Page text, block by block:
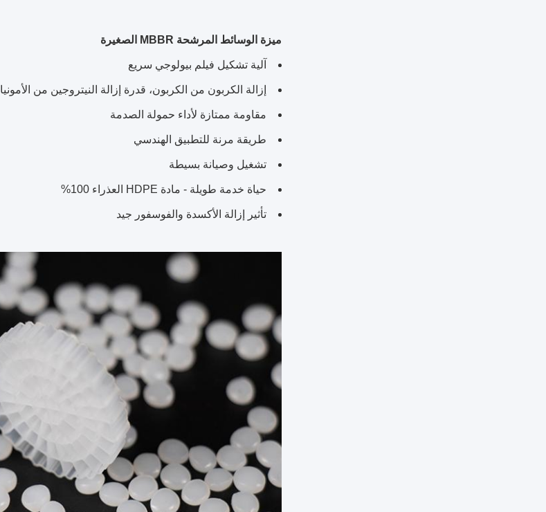
ميزة الوسائط المرشحة MBBR الصغيرة
آلية تشكيل فيلم بيولوجي سريع
إزالة الكربون من الكربون، قدرة إزالة النيتروجين من الأمونيا
مقاومة ممتازة لأداء حمولة الصدمة
طريقة مرنة للتطبيق الهندسي
تشغيل وصيانة بسيطة
حياة خدمة طويلة - مادة HDPE العذراء 100%
تأثير إزالة الأكسدة والفوسفور جيد